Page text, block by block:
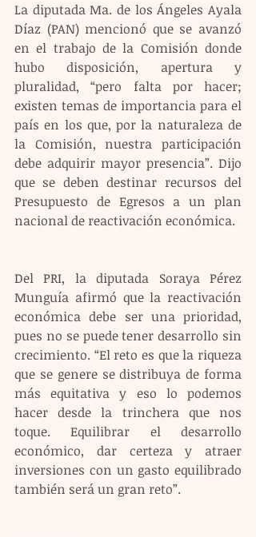
La diputada Ma. de los Ángeles Ayala
Díaz (PAN) mencionó que se avanzó
en el trabajo de la Comisión donde
hubo disposición, apertura y
pluralidad, “pero falta por hacer;
existen temas de importancia para el
país en los que, por la naturaleza de
la Comisión, nuestra participación
debe adquirir mayor presencia”. Dijo
que se deben destinar recursos del
Presupuesto de Egresos a un plan
nacional de reactivación económica.
Del PRI, la diputada Soraya Pérez
Munguía afirmó que la reactivación
económica debe ser una prioridad,
pues no se puede tener desarrollo sin
crecimiento. “El reto es que la riqueza
que se genere se distribuya de forma
más equitativa y eso lo podemos
hacer desde la trinchera que nos
toque. Equilibrar el desarrollo
económico, dar certeza y atraer
inversiones con un gasto equilibrado
también será un gran reto”.